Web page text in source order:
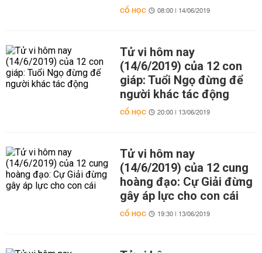
CỔ HỌC 08:00 | 14/06/2019
Tử vi hôm nay
(14/6/2019) của 12 con
giáp: Tuổi Ngọ đừng để
người khác tác động
CỔ HỌC 20:00 | 13/06/2019
Tử vi hôm nay
(14/6/2019) của 12 cung
hoàng đạo: Cự Giải đừng
gây áp lực cho con cái
CỔ HỌC 19:30 | 13/06/2019